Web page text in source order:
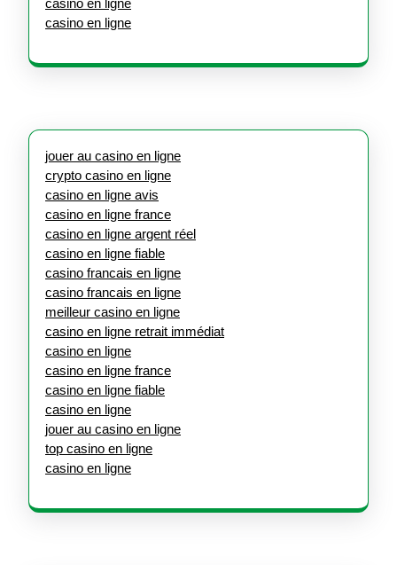
casino en ligne
casino en ligne
jouer au casino en ligne
crypto casino en ligne
casino en ligne avis
casino en ligne france
casino en ligne argent réel
casino en ligne fiable
casino francais en ligne
casino francais en ligne
meilleur casino en ligne
casino en ligne retrait immédiat
casino en ligne
casino en ligne france
casino en ligne fiable
casino en ligne
jouer au casino en ligne
top casino en ligne
casino en ligne